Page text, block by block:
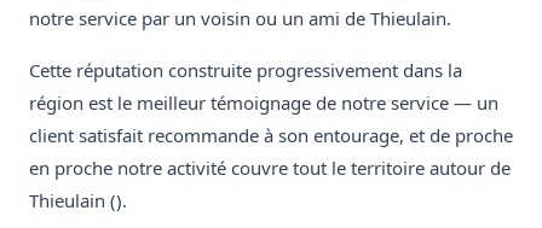
notre service par un voisin ou un ami de Thieulain.
Cette réputation construite progressivement dans la
région est le meilleur témoignage de notre service — un
client satisfait recommande à son entourage, et de proche
en proche notre activité couvre tout le territoire autour de
Thieulain ().